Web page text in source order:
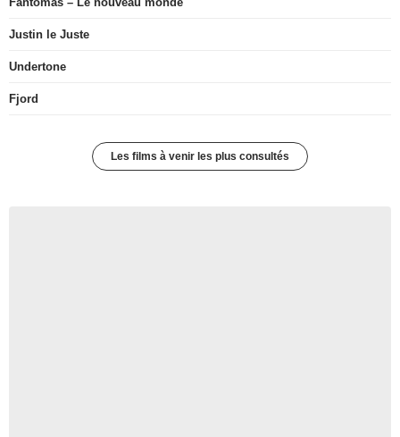
Justin le Juste
Undertone
Fjord
Les films à venir les plus consultés